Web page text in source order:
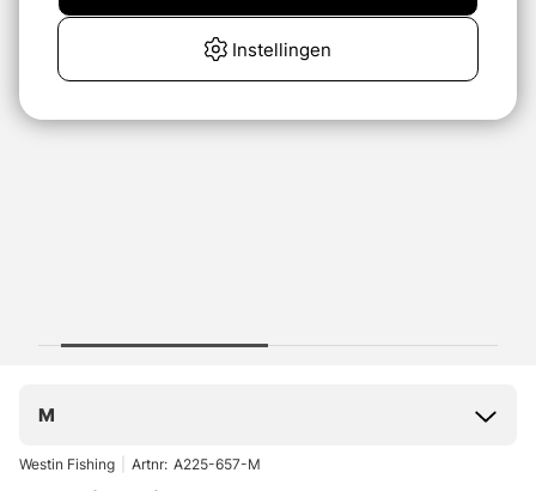
M
Westin Fishing Artnr: A225-657-M
Instellingen